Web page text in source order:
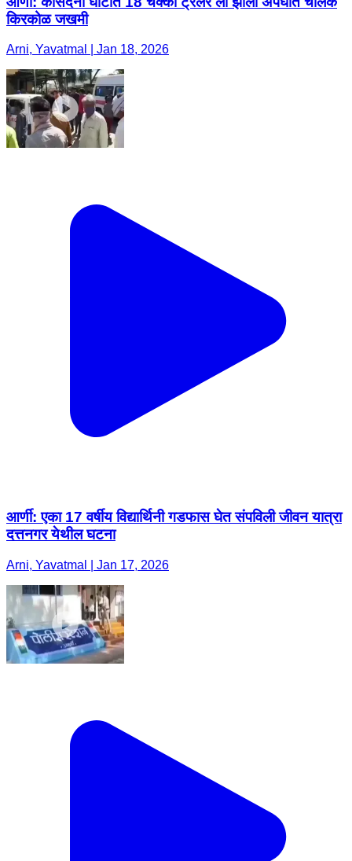
किरकोळ जखमी
Arni, Yavatmal | Jan 18, 2026
आर्णी: एका 17 वर्षीय विद्यार्थिनी गडफास घेत संपविली जीवन यात्रा
दत्तनगर येथील घटना
Arni, Yavatmal | Jan 17, 2026